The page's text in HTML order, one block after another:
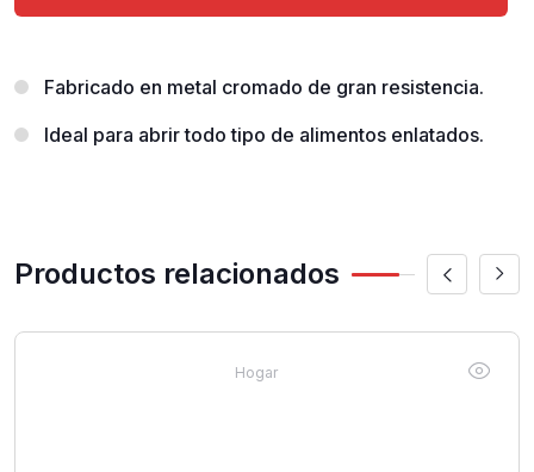
Fabricado en metal cromado de gran resistencia.
Ideal para abrir todo tipo de alimentos enlatados.
Productos relacionados
Hogar